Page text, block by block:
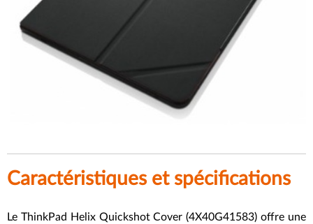
Caractéristiques et spécifications
Le ThinkPad Helix Quickshot Cover (4X40G41583) offre une